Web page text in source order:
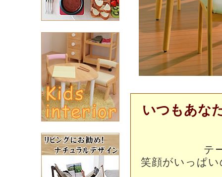
いつもあな
テ
笑顔がいっぱ